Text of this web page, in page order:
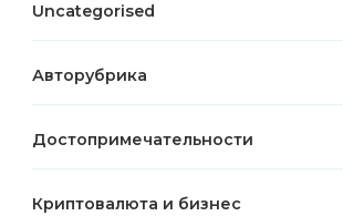
Uncategorised
Авторубрика
Достопримечательности
Криптовалюта и бизнес